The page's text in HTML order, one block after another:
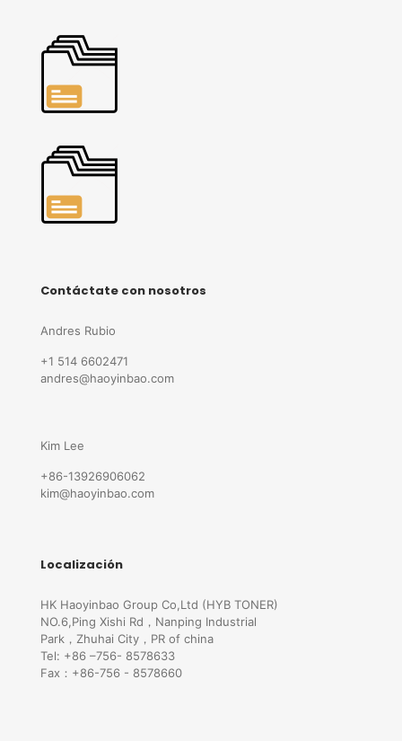
Contáctate con nosotros
Andres Rubio
+1 514 6602471
andres@haoyinbao.com
Kim Lee
+86-13926906062
kim@haoyinbao.com
Localización
HK Haoyinbao Group Co,Ltd (HYB TONER)
NO.6,Ping Xishi Rd，Nanping Industrial
Park，Zhuhai City，PR of china
Tel: +86 –756- 8578633
Fax：+86-756 - 8578660